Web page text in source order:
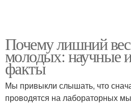
Почему лишний вес
молодых: научные
факты
Мы привыкли слышать, что
проводятся на лабораторных